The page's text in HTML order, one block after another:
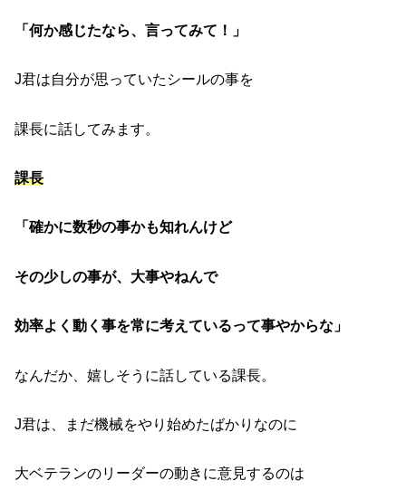
「何か感じたなら、言ってみて！」
J君は自分が思っていたシールの事を
課長に話してみます。
課長
「確かに数秒の事かも知れんけど
その少しの事が、大事やねんで
効率よく動く事を常に考えているって事やからな」
なんだか、嬉しそうに話している課長。
J君は、まだ機械をやり始めたばかりなのに
大ベテランのリーダーの動きに意見するのは